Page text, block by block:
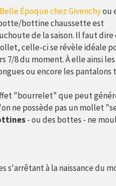
Époque chez Givenchyou
bottine chaussette est
de la saison. Il faut
celle-ci se révèle idéale
7/8 du moment. À elle ainsi
ou encore les
"bourrelet" que peut
ne possède pas un mollet
- ou des bottes - ne
s'arrêtant à la naissance du